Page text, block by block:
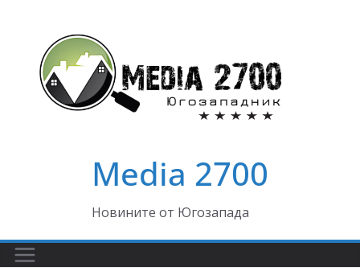
content
Media 2700
Новините от Югозапада